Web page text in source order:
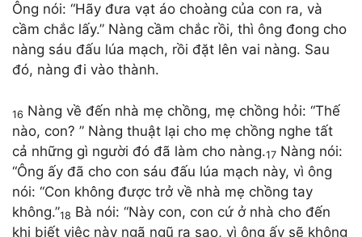
Ông nói: “Hãy đưa vạt áo choàng của con ra, và
cầm chắc lấy.” Nàng cầm chắc rồi, thì ông đong cho
nàng sáu đấu lúa mạch, rồi đặt lên vai nàng. Sau
đó, nàng đi vào thành.
16 Nàng về đến nhà mẹ chồng, mẹ chồng hỏi: “Thế
nào, con? ” Nàng thuật lại cho mẹ chồng nghe tất
cả những gì người đó đã làm cho nàng.17 Nàng nói:
“Ông ấy đã cho con sáu đấu lúa mạch này, vì ông
nói: “Con không được trở về nhà mẹ chồng tay
không.”18 Bà nói: “Này con, con cứ ở nhà cho đến
khi biết việc này ngã ngũ ra sao, vì ông ấy sẽ không